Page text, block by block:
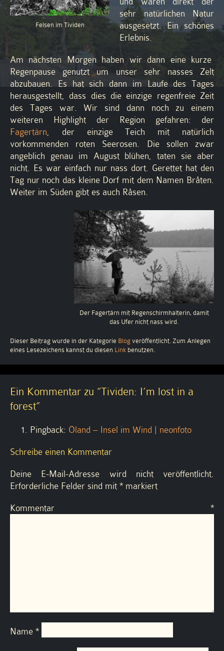
Felsen im Tividen
sehr natürlichen Natur
ausgesetzt. Ein schönes
Erlebnis.
Am nächsten Morgen haben wir dann eine kurze
Regenpause genutzt um unser sehr nasses Zelt
abzubauen. Es hat sich dann im Laufe des Tages
herausgestellt, dass dies die einzige regenfreie Zeit
des Tages war. Wir sind dann noch zu einem
weiteren Highlight der Region gefahren: der
Fagertärn , der einzige Teich mit natürlich
vorkommenden roten Seerosen. Die sollen zwar
angeblich genau im August blühen, taten sie aber
nicht. Es war einfach nur nass dort. Gerettet hat den
Tag nur noch das kleine Dorf mit dem Namen Bråten.
Weiter im Süden gibt es auch Råsen.
Der Fagertärn mit Regenschirmhalterin, damit
das Ufer nicht nass wird.
Dieser Beitrag wurde in der Kategorie Blog veröffentlicht. Zum Anlegen
eines Lesezeichens kannst du diesen Link benutzen.
Ein Kommentar zu “Tividen: I’m lost in a
forest”
Pingback: Öland – Insel im Wind | neonfoto
Schreibe einen Kommentar
Deine E-Mail-Adresse wird nicht veröffentlicht.
Erforderliche Felder sind mit * markiert
Kommentar *
Name *